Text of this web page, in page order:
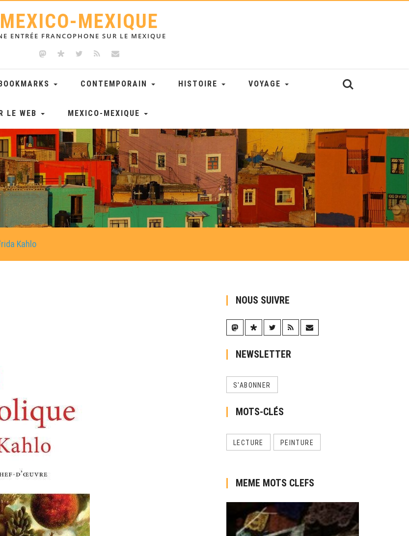
MEXICO-MEXIQUE
ENTRÉE FRANCOPHONE SUR LE MEXIQUE
CONTEMPORAIN HISTOIRE VOYAGE
LE WEB MEXICO-MEXIQUE
Kahlo
NOUS SUIVRE
NEWSLETTER
S'ABONNER
MOTS-CLÉS
LECTURE PEINTURE
MEME MOTS CLEFS